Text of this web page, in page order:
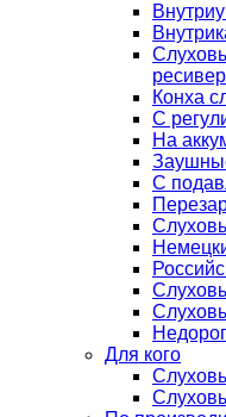
Конха
С
На
C
Для кого